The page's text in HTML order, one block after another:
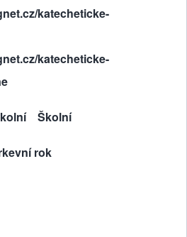
katecheticke-
katecheticke-
Školní
rok